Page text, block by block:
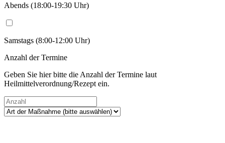
Abends (18:00-19:30 Uhr)
Samstags (8:00-12:00 Uhr)
Anzahl der Termine
Geben Sie hier bitte die Anzahl der Termine laut
Heilmittelverordnung/Rezept ein.